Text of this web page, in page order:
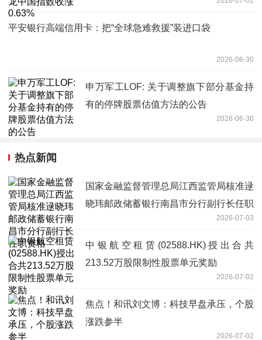
平安银行高端信用卡：把“全球急难救援”装进口袋
2026-06-30
申万军工LOF: 关于调整旗下部分基金持
有的停牌股票估值方法的公告
2026-06-30
热点新闻
国家金融监督管理总局江西监管局核准逯
晓玮邮政储蓄银行南昌市分行副行长任职
2026-07-03
中银航空租赁(02588.HK)授出合共
213.52万股限制性股票单元奖励
2026-07-02
焦点！和讯刘文博：科技早盘承压，个股
涨跌参半
2026-07-02